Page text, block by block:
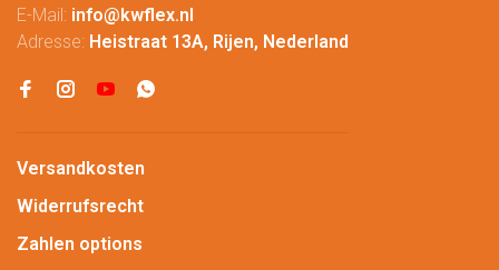
E-Mail: info@kwflex.nl
Adresse: Heistraat 13A, Rijen, Nederland
Versandkosten
Widerrufsrecht
Zahlen options